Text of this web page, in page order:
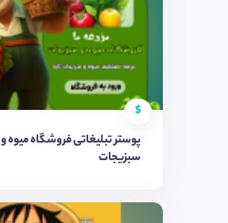
$
پوستر تبلیغاتی فروشگاه میوه و
سبزیجات